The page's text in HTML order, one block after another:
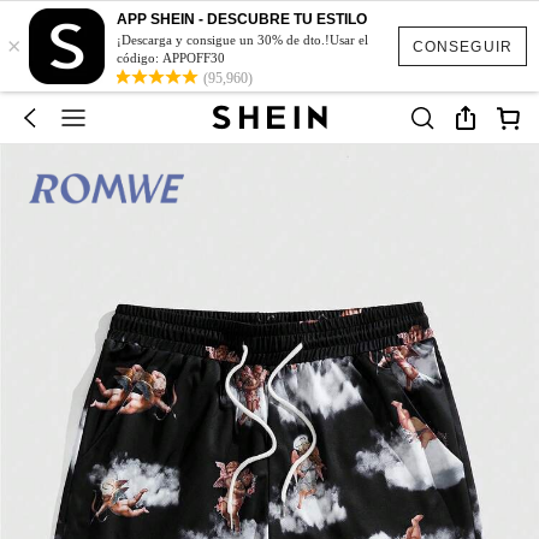
CONSEGUIR
×
APP SHEIN - DESCUBRE TU ESTILO
¡Descarga y consigue un 30% de dto.!Usar el
código: APPOFF30
(95,960)